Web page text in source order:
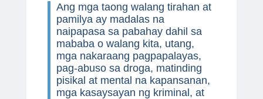
Ang mga taong walang tirahan at
pamilya ay madalas na
naipapasa sa pabahay dahil sa
mababa o walang kita, utang,
mga nakaraang pagpapalayas,
pag-abuso sa droga, matinding
pisikal at mental na kapansanan,
mga kasaysayan ng kriminal, at